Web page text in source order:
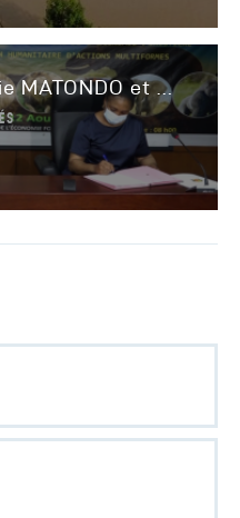
MATONDO et ...